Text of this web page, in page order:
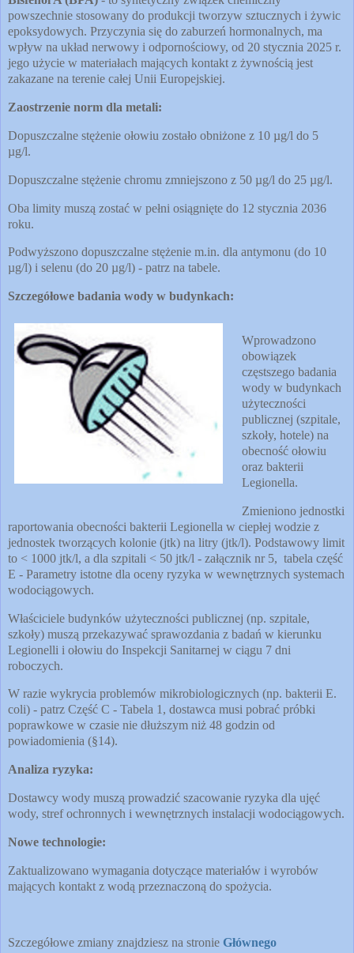
powszechnie stosowany do produkcji tworzyw sztucznych i żywic
epoksydowych. Przyczynia się do zaburzeń hormonalnych, ma
wpływ na układ nerwowy i odpornościowy, od 20 stycznia 2025 r.
jego użycie w materiałach mających kontakt z żywnością jest
zakazane na terenie całej Unii Europejskiej.
Zaostrzenie norm dla metali:
Dopuszczalne stężenie ołowiu zostało obniżone z 10 µg/l do 5
µg/l.
Dopuszczalne stężenie chromu zmniejszono z 50 µg/l do 25 µg/l.
Oba limity muszą zostać w pełni osiągnięte do 12 stycznia 2036
roku.
Podwyższono dopuszczalne stężenie m.in. dla antymonu (do 10
µg/l) i selenu (do 20 µg/l) - patrz na tabele.
Szczegółowe badania wody w budynkach:
Wprowadzono
obowiązek
częstszego badania
wody w budynkach
użyteczności
publicznej (szpitale,
szkoły, hotele) na
obecność ołowiu
oraz bakterii
Legionella.
Zmieniono jednostki
raportowania obecności bakterii Legionella w ciepłej wodzie z
jednostek tworzących kolonie (jtk) na litry (jtk/l). Podstawowy limit
to < 1000 jtk/l, a dla szpitali < 50 jtk/l - załącznik nr 5, tabela część
E - Parametry istotne dla oceny ryzyka w wewnętrznych systemach
wodociągowych.
Właściciele budynków użyteczności publicznej (np. szpitale,
szkoły) muszą przekazywać sprawozdania z badań w kierunku
Legionelli i ołowiu do Inspekcji Sanitarnej w ciągu 7 dni
roboczych.
W razie wykrycia problemów mikrobiologicznych (np. bakterii E.
coli) - patrz Część C - Tabela 1, dostawca musi pobrać próbki
poprawkowe w czasie nie dłuższym niż 48 godzin od
powiadomienia (§14).
Analiza ryzyka:
Dostawcy wody muszą prowadzić szacowanie ryzyka dla ujęć
wody, stref ochronnych i wewnętrznych instalacji wodociągowych.
Nowe technologie:
Zaktualizowano wymagania dotyczące materiałów i wyrobów
mających kontakt z wodą przeznaczoną do spożycia.
Szczegółowe zmiany znajdziesz na stronie Głównego